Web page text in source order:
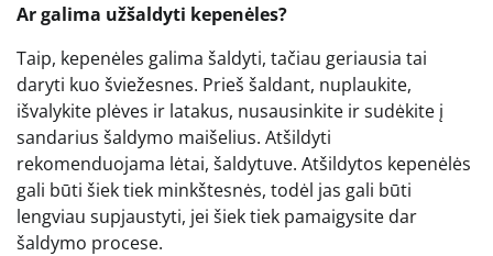
Ar galima užšaldyti kepenėles?
Taip, kepenėles galima šaldyti, tačiau geriausia tai
daryti kuo šviežesnes. Prieš šaldant, nuplaukite,
išvalykite plėves ir latakus, nusausinkite ir sudėkite į
sandarius šaldymo maišelius. Atšildyti
rekomenduojama lėtai, šaldytuve. Atšildytos kepenėlės
gali būti šiek tiek minkštesnės, todėl jas gali būti
lengviau supjaustyti, jei šiek tiek pamaigysite dar
šaldymo procese.